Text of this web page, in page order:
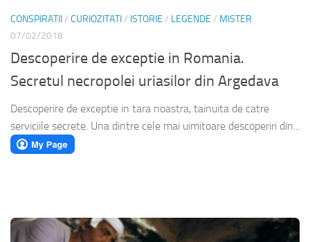
CONSPIRATII/ CURIOZITATI/ ISTORIE / LEGENDE / MISTER
07/02/2018
Descoperire de exceptie in Romania.
Secretul necropolei uriasilor din Argedava
Descoperire de exceptie in tara noastra, tainuita de catre
serviciile secrete. Una dintre cele mai uimitoare descoperiri din...